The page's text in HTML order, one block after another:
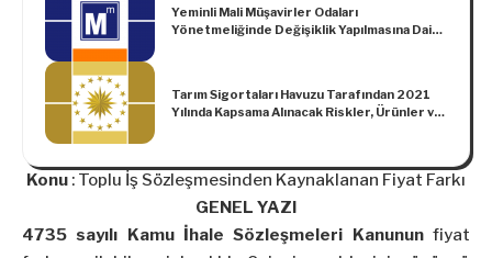
Yeminli Mali Müşavirler Odaları
Yönetmeliğinde Değişiklik Yapılmasına Dair
Tarım Sigortaları Havuzu Tarafından 2021
Yılında Kapsama Alınacak Riskler, Ürünler ve
Konu : Toplu İş Sözleşmesinden Kaynaklanan Fiyat Farkı
GENEL YAZI
4735 sayılı Kamu İhale Sözleşmeleri Kanununfiyat